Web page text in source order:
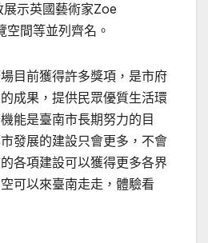
示英國藝術家Zoe
間等並列齊名。
目前獲得許多獎項，是市府
成果，提供民眾優質生活環
能是臺南市長期努力的目
發展的建設只會更多，不會
各項建設可以獲得更多各界
可以來臺南走走，體驗看